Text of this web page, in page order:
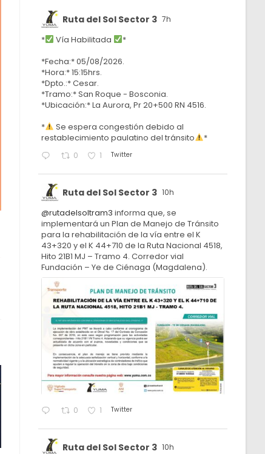
Ruta del Sol Sector 3 7h
* Vía Habilitada
*
*Fecha:* 05/08/2026.
*Hora:* 15:15hrs.
*Dpto.:* Cesar.
*Tramo:* San Roque - Bosconia.
*Ubicación:* La Aurora, Pr 20+500 RN 4516.
*
Se espera congestión debido al
restablecimiento paulatino del tránsito
*
0 1 Twitter
Ruta del Sol Sector 3 10h
@rutadelsoltram3 informa que, se
implementará un Plan de Manejo de Tránsito
para la rehabilitación de la vía entre el K
43+320 y el K 44+710 de la Ruta Nacional 4518,
Hito 21B1 MJ – Tramo 4. Corredor vial
Fundación – Ye de Ciénaga (Magdalena).
0 1 Twitter
Ruta del Sol Sector 3 10h